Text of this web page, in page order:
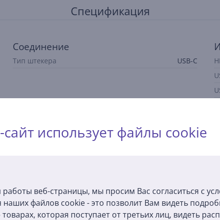
использует файлы cookie
веб-страницы, мы просим Вас согласиться с
наших файлов cookie - это позволит Вам видеть
которая поступает от третьих лиц, видеть
Спецификация
Соединение
Тип штекера USB-C
Macbook на телевизор или монитор с поддержкой HDMI